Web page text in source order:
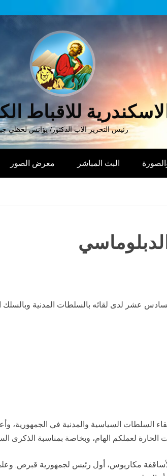
للاقباط
رئيس التحرير الاب الدكتور/ يؤانس لحظي
البث المباشر معرض الصور
السلطات السياسية والمدنية في
الحارة لعملكم الهام، وبخاصة بمناسبة
مكاريوس، أول رئيس لجمهورية قبرص.